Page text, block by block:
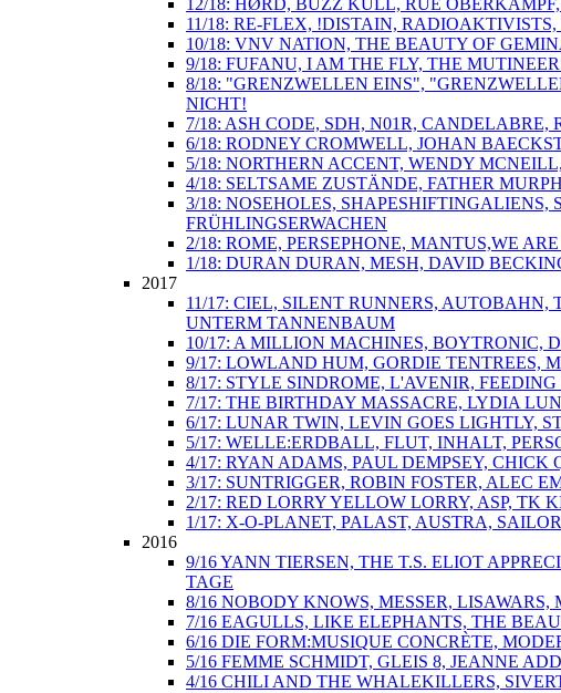
11/18: RE-FLEX, !DISTAIN,
10/18: VNV NATION, THE BEAUTY OF
9/18: FUFANU, I AM THE FLY, THE
8/18: "GRENZWELLEN EINS",
NICHT!
7/18: ASH CODE, SDH, N01R, CANDELABRE,
6/18: RODNEY CROMWELL, JOHAN
5/18: NORTHERN ACCENT, WENDY
4/18: SELTSAME ZUSTÄNDE, FATHER
3/18: NOSEHOLES,
FRÜHLINGSERWACHEN
2/18: ROME, PERSEPHONE, MANTUS,WE
1/18: DURAN DURAN, MESH, DAVID
2017
11/17: CIEL, SILENT RUNNERS,
UNTERM TANNENBAUM
10/17: A MILLION MACHINES, BOYTRONIC,
9/17: LOWLAND HUM, GORDIE TENTREES,
8/17: STYLE SINDROME, L'AVENIR,
7/17: THE BIRTHDAY MASSACRE, LYDIA
6/17: LUNAR TWIN, LEVIN GOES LIGHTLY,
5/17: WELLE:ERDBALL, FLUT, INHALT,
4/17: RYAN ADAMS, PAUL DEMPSEY,
3/17: SUNTRIGGER, ROBIN FOSTER, ALEC
2/17: RED LORRY YELLOW LORRY, ASP, TK
1/17: X-O-PLANET, PALAST, AUSTRA,
2016
9/16 YANN TIERSEN, THE T.S. ELIOT
TAGE
8/16 NOBODY KNOWS, MESSER,
7/16 EAGULLS, LIKE ELEPHANTS, THE
6/16 DIE FORM:MUSIQUE CONCRÈTE,
5/16 FEMME SCHMIDT, GLEIS 8, JEANNE
4/16 CHILI AND THE WHALEKILLERS,